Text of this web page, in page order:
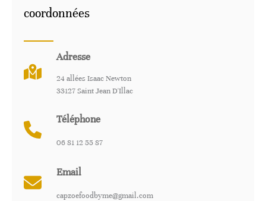
coordonnées
Adresse
24 allées Isaac Newton
33127 Saint Jean D'Illac
Téléphone
06 81 12 55 87
Email
capzoefoodbyme@gmail.com